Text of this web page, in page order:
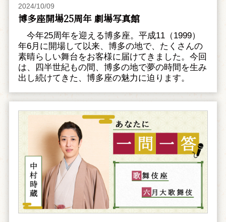
2024/10/09
博多座開場25周年 劇場写真館
今年25周年を迎える博多座。平成11（1999）
年6月に開場して以来、博多の地で、たくさんの
素晴らしい舞台をお客様に届けてきました。今回
は、四半世紀もの間、博多の地で夢の時間を生み
出し続けてきた、博多座の魅力に迫ります。